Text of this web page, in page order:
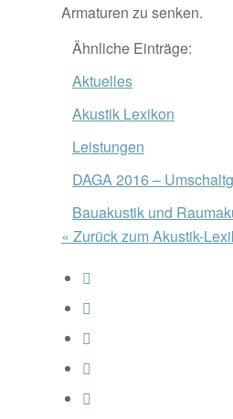
Armaturen zu senken.
Ähnliche Einträge:
Aktuelles
Akustik Lexikon
Leistungen
DAGA 2016 –
Bauakustik und
« Zurück zum Akustik-